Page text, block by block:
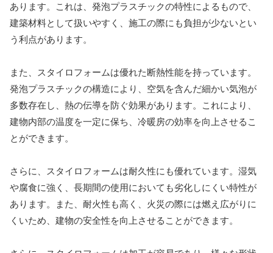
あります。これは、発泡プラスチックの特性によるもので、
建築材料として扱いやすく、施工の際にも負担が少ないとい
う利点があります。
また、スタイロフォームは優れた断熱性能を持っています。
発泡プラスチックの構造により、空気を含んだ細かい気泡が
多数存在し、熱の伝導を防ぐ効果があります。これにより、
建物内部の温度を一定に保ち、冷暖房の効率を向上させるこ
とができます。
さらに、スタイロフォームは耐久性にも優れています。湿気
や腐食に強く、長期間の使用においても劣化しにくい特性が
あります。また、耐火性も高く、火災の際には燃え広がりに
くいため、建物の安全性を向上させることができます。